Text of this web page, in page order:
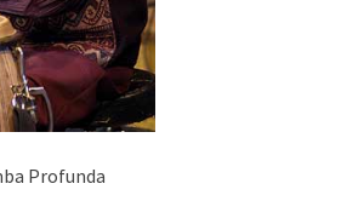
/ Rumba Profunda